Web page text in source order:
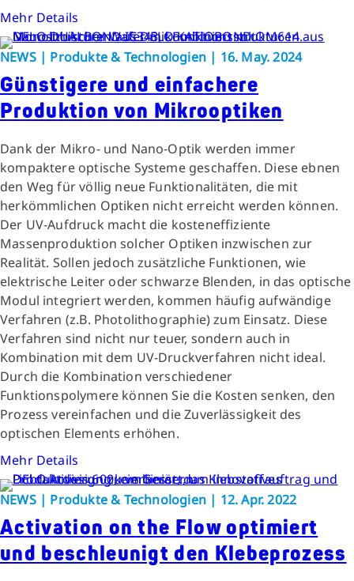
Mehr Details
NEWS | Produkte & Technologien | 16. May. 2024
Günstigere und einfachere
Produktion von Mikrooptiken
Dank der Mikro- und Nano-Optik werden immer
kompaktere optische Systeme geschaffen. Diese ebnen
den Weg für völlig neue Funktionalitäten, die mit
herkömmlichen Optiken nicht erreicht werden können.
Der UV-Aufdruck macht die kosteneffiziente
Massenproduktion solcher Optiken inzwischen zur
Realität. Sollen jedoch zusätzliche Funktionen, wie
elektrische Leiter oder schwarze Blenden, in das optische
Modul integriert werden, kommen häufig aufwändige
Verfahren (z.B. Photolithographie) zum Einsatz. Diese
Verfahren sind nicht nur teuer, sondern auch in
Kombination mit dem UV-Druckverfahren nicht ideal.
Durch die Kombination verschiedener
Funktionspolymere können Sie die Kosten senken, den
Prozess vereinfachen und die Zuverlässigkeit des
optischen Elements erhöhen.
Mehr Details
NEWS | Produkte & Technologien | 12. Apr. 2022
Activation on the Flow optimiert
und beschleunigt den Klebeprozess